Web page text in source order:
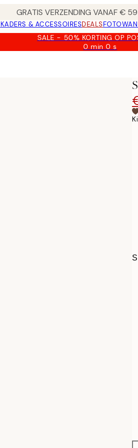
GRATIS VERZENDING VANAF €
KADERS & ACCESSOIRESDEALS
SALE - 50% KORTING OP
0 min0 s
Geldig